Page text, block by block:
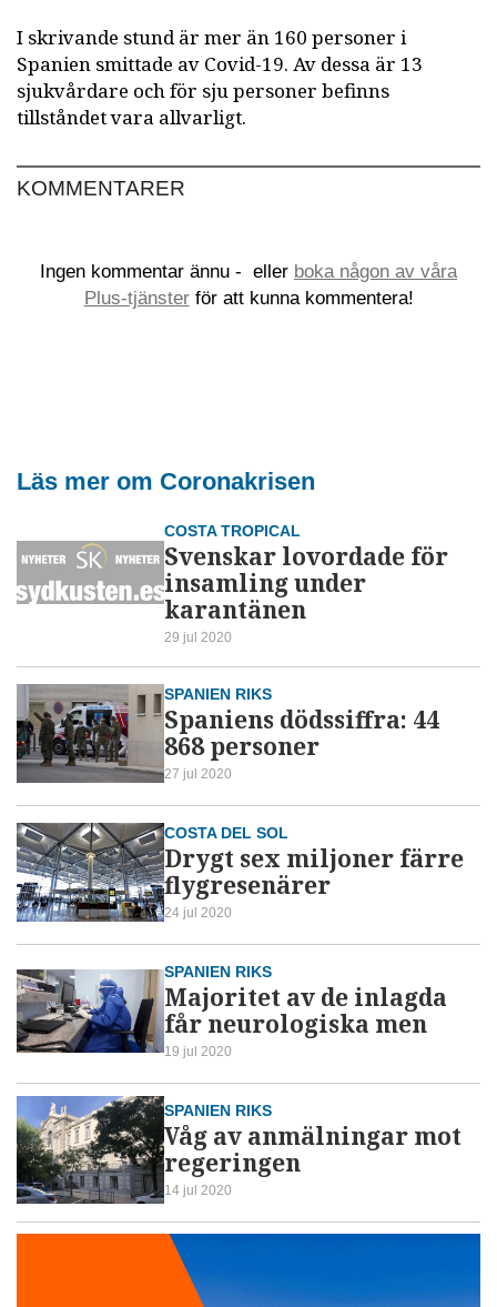
I skrivande stund är mer än 160 personer i
Spanien smittade av Covid-19. Av dessa är 13
sjukvårdare och för sju personer befinns
tillståndet vara allvarligt.
KOMMENTARER
Ingen kommentar ännu - eller boka någon av våra
Plus-tjänsterför att kunna kommentera!
Läs mer om Coronakrisen
COSTA TROPICAL
Svenskar lovordade för
insamling under
karantänen
29 jul 2020
SPANIEN RIKS
Spaniens dödssiffra: 44
868 personer
27 jul 2020
COSTA DEL SOL
Drygt sex miljoner färre
flygresenärer
24 jul 2020
SPANIEN RIKS
Majoritet av de inlagda
får neurologiska men
19 jul 2020
SPANIEN RIKS
Våg av anmälningar mot
regeringen
14 jul 2020